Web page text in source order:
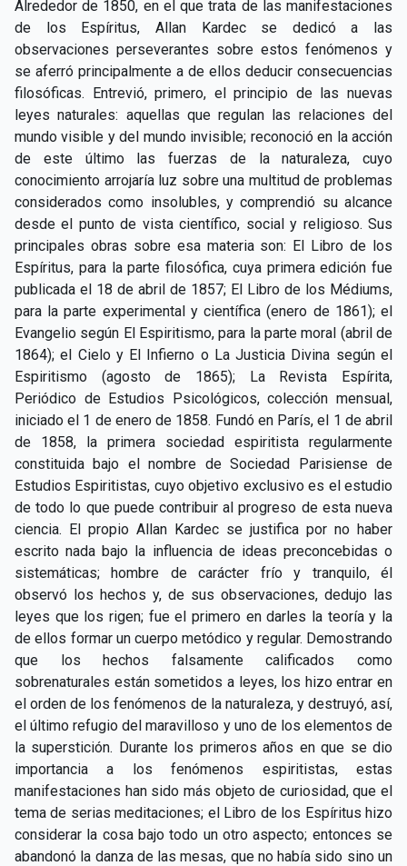
Alrededor de 1850, en el que trata de las manifestaciones
de los Espíritus, Allan Kardec se dedicó a las
observaciones perseverantes sobre estos fenómenos y
se aferró principalmente a de ellos deducir consecuencias
filosóficas. Entrevió, primero, el principio de las nuevas
leyes naturales: aquellas que regulan las relaciones del
mundo visible y del mundo invisible; reconoció en la acción
de este último las fuerzas de la naturaleza, cuyo
conocimiento arrojaría luz sobre una multitud de problemas
considerados como insolubles, y comprendió su alcance
desde el punto de vista científico, social y religioso. Sus
principales obras sobre esa materia son: El Libro de los
Espíritus, para la parte filosófica, cuya primera edición fue
publicada el 18 de abril de 1857; El Libro de los Médiums,
para la parte experimental y científica (enero de 1861); el
Evangelio según El Espiritismo, para la parte moral (abril de
1864); el Cielo y El Infierno o La Justicia Divina según el
Espiritismo (agosto de 1865); La Revista Espírita,
Periódico de Estudios Psicológicos, colección mensual,
iniciado el 1 de enero de 1858. Fundó en París, el 1 de abril
de 1858, la primera sociedad espiritista regularmente
constituida bajo el nombre de Sociedad Parisiense de
Estudios Espiritistas, cuyo objetivo exclusivo es el estudio
de todo lo que puede contribuir al progreso de esta nueva
ciencia. El propio Allan Kardec se justifica por no haber
escrito nada bajo la influencia de ideas preconcebidas o
sistemáticas; hombre de carácter frío y tranquilo, él
observó los hechos y, de sus observaciones, dedujo las
leyes que los rigen; fue el primero en darles la teoría y la
de ellos formar un cuerpo metódico y regular. Demostrando
que los hechos falsamente calificados como
sobrenaturales están sometidos a leyes, los hizo entrar en
el orden de los fenómenos de la naturaleza, y destruyó, así,
el último refugio del maravilloso y uno de los elementos de
la superstición. Durante los primeros años en que se dio
importancia a los fenómenos espiritistas, estas
manifestaciones han sido más objeto de curiosidad, que el
tema de serias meditaciones; el Libro de los Espíritus hizo
considerar la cosa bajo todo un otro aspecto; entonces se
abandonó la danza de las mesas, que no había sido sino un